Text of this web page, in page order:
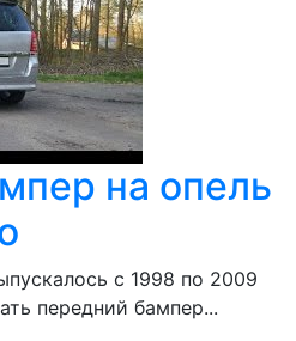
на опель
с 1998 по 2009
передний бампер...